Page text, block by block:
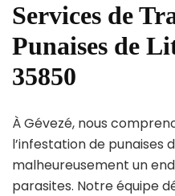
Services de
Punaises de
35850
À Gévezé, nous
l’infestation de punaises
malheureusement un
parasites. Notre équipe